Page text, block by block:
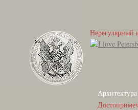
Нерегулярный